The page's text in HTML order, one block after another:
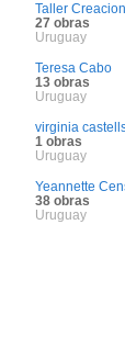
Taller
27 obras
Uruguay
Teresa Cabo
13 obras
Uruguay
virginia
1 obras
Uruguay
Yeannette
38 obras
Uruguay